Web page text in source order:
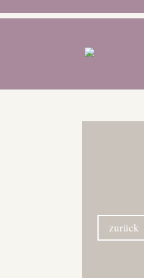
zurück